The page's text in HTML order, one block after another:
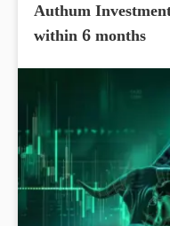
Authum
within 6 months